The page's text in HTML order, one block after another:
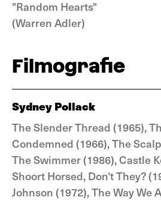
"Random Hearts"
(Warren Adler)
Filmografie
Sydney Pollack
The Slender Thread (1965),
Condemned (1966), The
The Swimmer (1986), Castle
Shoort Horsed, Don't They?
Johnson (1972), The Way We